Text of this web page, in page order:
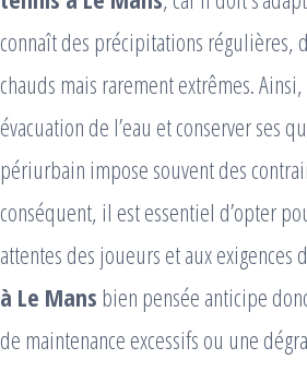
connaît des précipitations régulières,
chauds mais rarement extrêmes.
évacuation de l’eau et conserver ses
périurbain impose souvent des
conséquent, il est essentiel d’opter
attentes des joueurs et aux exigences
à Le Mans bien pensée anticipe
de maintenance excessifs ou une